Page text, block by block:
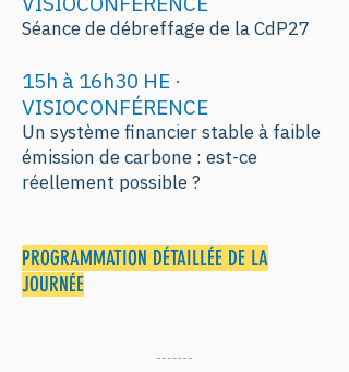
Séance de débreffage de la CdP27
15h à 16h30 HE ·
VISIOCONFÉRENCE
Un système financier stable à faible
émission de carbone : est-ce
réellement possible ?
PROGRAMMATION DÉTAILLÉE DE LA
JOURNÉE